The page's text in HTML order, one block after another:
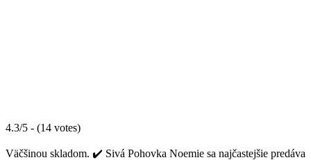
4.3/5 - (14 votes)
Väčšinou skladom. ✔️ Sivá Pohovka Noemie sa najčastejšie predáva